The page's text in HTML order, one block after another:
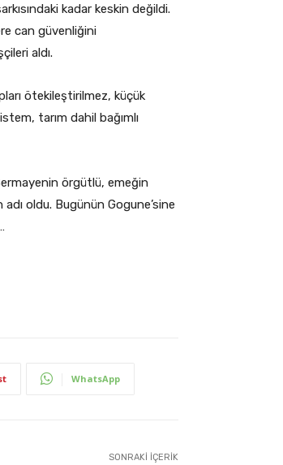
kadar keskin değildi.
can güvenliğini
aldı.
ötekileştirilmez, küçük
tarım dahil bağımlı
örgütlü, emeğin
oldu. Bugünün Gogune’sine
WhatsApp
SONRAKI İÇERIK